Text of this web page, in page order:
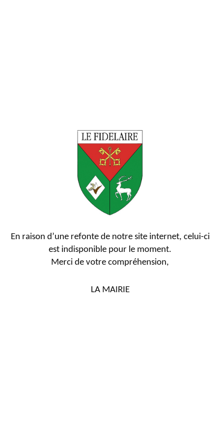
En raison d’une refonte de notre site internet, celui-ci
est indisponible pour le moment.
Merci de votre compréhension,
LA MAIRIE